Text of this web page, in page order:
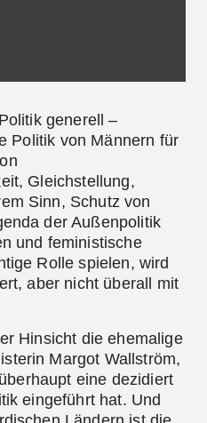
generell –
Politik von Männern für
Gleichstellung,
Sinn, Schutz von
der Außenpolitik
und feministische
Rolle spielen, wird
aber nicht überall mit
Hinsicht die ehemalige
Margot Wallström,
eine dezidiert
eingeführt hat. Und